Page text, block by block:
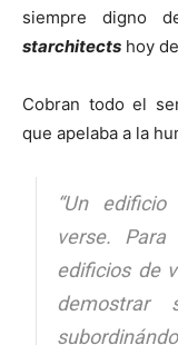
siempre digno
starchitects hoy
Cobran todo el
que apelaba a la
“Un
verse.
edificios de
demostrar